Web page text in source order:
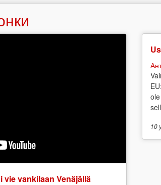
vankilaan Venäjällä
10